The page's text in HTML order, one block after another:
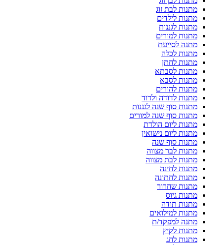
מתנות לבת זוג
מתנות לילדים
מתנות לגננות
מתנות למורים
מתנה לסייעת
מתנות לכלה
מתנות לחתן
מתנות לסבתא
מתנות לסבא
מתנות להורים
מתנות לדודה ולדוד
מתנות סוף שנה לגננות
מתנות סוף שנה למורים
מתנות ליום הולדת
מתנות ליום נישואין
מתנות סוף שנה
מתנות לבר מצווה
מתנות לבת מצווה
מתנות לחינה
מתנות לחתונה
מתנות שחרור
מתנות גיוס
מתנות תודה
מתנות למילואים
מתנה למפקד/ת
מתנות לקיץ
מתנות לחג